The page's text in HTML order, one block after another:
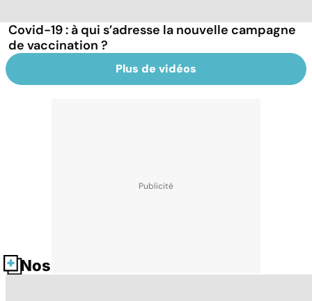
Covid-19 : à qui s’adresse la nouvelle campagne
de vaccination ?
Plus de vidéos
Nos fiches santé